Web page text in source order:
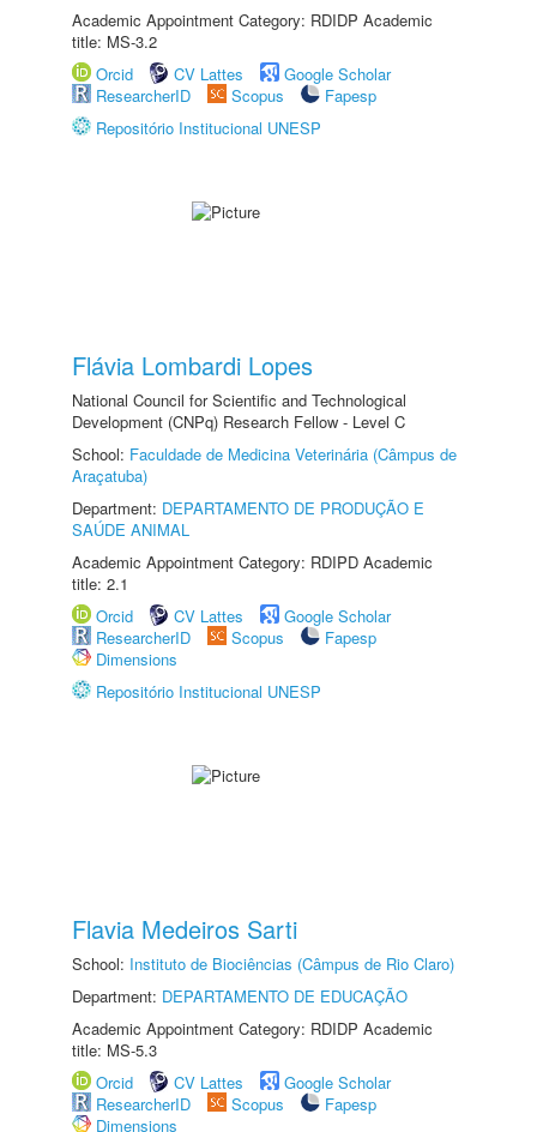
Academic Appointment Category: RDIDP Academic
title: MS-3.2
Orcid
CV Lattes
Google Scholar
ResearcherID
Scopus
Fapesp
Repositório Institucional UNESP
Flávia Lombardi Lopes
National Council for Scientific and Technological
Development (CNPq) Research Fellow - Level C
School: Faculdade de Medicina Veterinária (Câmpus de
Araçatuba)
Department: DEPARTAMENTO DE PRODUÇÃO E
SAÚDE ANIMAL
Academic Appointment Category: RDIPD Academic
title: 2.1
Orcid
CV Lattes
Google Scholar
ResearcherID
Scopus
Fapesp
Dimensions
Repositório Institucional UNESP
Flavia Medeiros Sarti
School: Instituto de Biociências (Câmpus de Rio Claro)
Department: DEPARTAMENTO DE EDUCAÇÃO
Academic Appointment Category: RDIDP Academic
title: MS-5.3
Orcid
CV Lattes
Google Scholar
ResearcherID
Scopus
Fapesp
Dimensions